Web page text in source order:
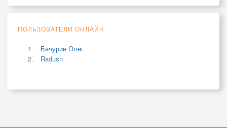
ПОЛЬЗОВАТЕЛИ ОНЛАЙН
Бачурин Олег
Radush